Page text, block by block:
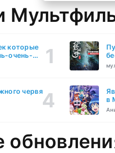
которые
очень-
сильно тебя
червя
в